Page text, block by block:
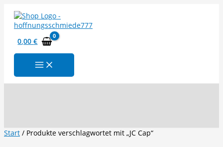
Inhalt
springen
0,00€
Start / Produkte verschlagwortet mit „JC Cap“